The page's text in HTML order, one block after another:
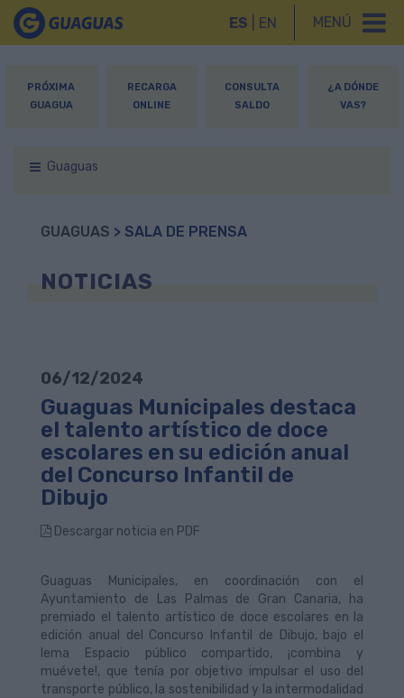
MENÚ
ES EN
PRÓXIMA
GUAGUA
RECARGA
ONLINE
CONSULTA
SALDO
¿A DÓNDE
VAS?
Guaguas
GUAGUAS > SALA DE PRENSA
NOTICIAS
06/12/2024
Guaguas Municipales destaca
el talento artístico de doce
escolares en su edición anual
del Concurso Infantil de
Dibujo
Descargar noticia en PDF
Guaguas Municipales, en coordinación con el
Ayuntamiento de Las Palmas de Gran Canaria, ha
premiado el talento artístico de doce escolares en la
edición anual del Concurso Infantil de Dibujo, bajo el
lema Espacio público compartido, ¡combina y
muévete!, que tenía por objetivo impulsar el uso del
transporte público, la sostenibilidad y la intermodalidad